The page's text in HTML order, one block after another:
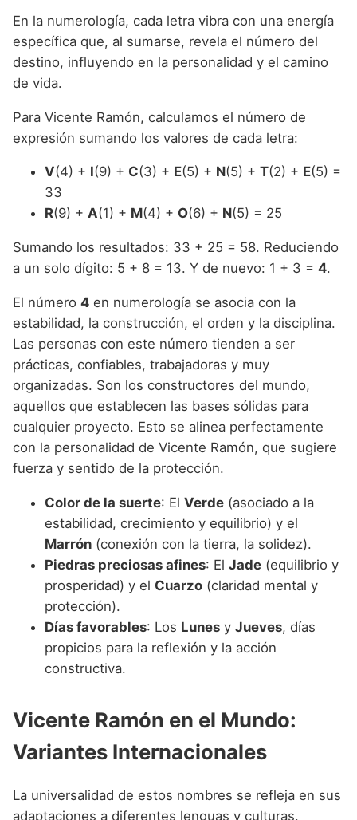
En la numerología, cada letra vibra con una energía
específica que, al sumarse, revela el número del
destino, influyendo en la personalidad y el camino
de vida.
Para Vicente Ramón, calculamos el número de
expresión sumando los valores de cada letra:
V(4) + I(9) + C(3) + E(5) + N(5) + T(2) + E(5) =
33
R(9) + A(1) + M(4) + O(6) + N(5) = 25
Sumando los resultados: 33 + 25 = 58. Reduciendo
a un solo dígito: 5 + 8 = 13. Y de nuevo: 1 + 3 = 4.
El número 4 en numerología se asocia con la
estabilidad, la construcción, el orden y la disciplina.
Las personas con este número tienden a ser
prácticas, confiables, trabajadoras y muy
organizadas. Son los constructores del mundo,
aquellos que establecen las bases sólidas para
cualquier proyecto. Esto se alinea perfectamente
con la personalidad de Vicente Ramón, que sugiere
fuerza y sentido de la protección.
Color de la suerte: El Verde (asociado a la
estabilidad, crecimiento y equilibrio) y el
Marrón (conexión con la tierra, la solidez).
Piedras preciosas afines: El Jade (equilibrio y
prosperidad) y el Cuarzo (claridad mental y
protección).
Días favorables: Los Lunes y Jueves, días
propicios para la reflexión y la acción
constructiva.
Vicente Ramón en el Mundo:
Variantes Internacionales
La universalidad de estos nombres se refleja en sus
adaptaciones a diferentes lenguas y culturas.